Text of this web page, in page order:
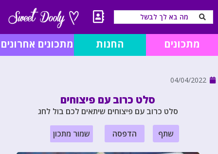
מתכונים החנות מתכונים אחרונים
04/04/2022
סלט כרוב עם פיצוחים
סלט כרוב עם פיצוחים שיתאים לכם בול לחג
שתף הדפסה שמור מתכון